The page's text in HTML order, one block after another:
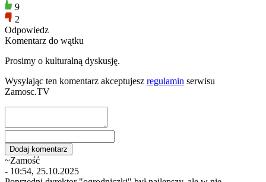
9
2
Odpowiedz
Komentarz do wątku
Prosimy o kulturalną dyskusję.
Wysyłając ten komentarz akceptujesz regulamin serwisu
Zamosc.TV
~Zamość
- 10:54, 25.10.2025